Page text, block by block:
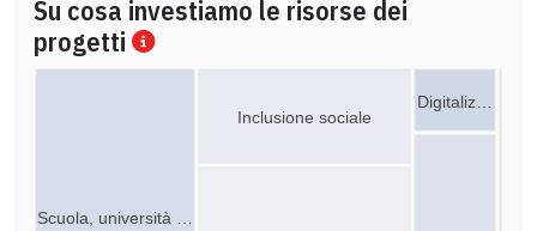
Su cosa investiamo le risorse dei
progetti
Digitaliz…
Scuola, università …
Inclusione sociale